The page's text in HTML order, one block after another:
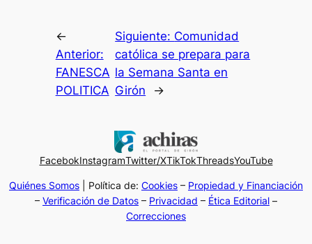
←
Anterior:
FANESCA
POLITICA
Siguiente: Comunidad
católica se prepara para
la Semana Santa en
Girón
→
FacebokInstagramTwitter/XTikTokThreadsYouTube
Quiénes Somos | Política de: Cookies – Propiedad y Financiación
– Verificación de Datos – Privacidad – Ética Editorial –
Correcciones